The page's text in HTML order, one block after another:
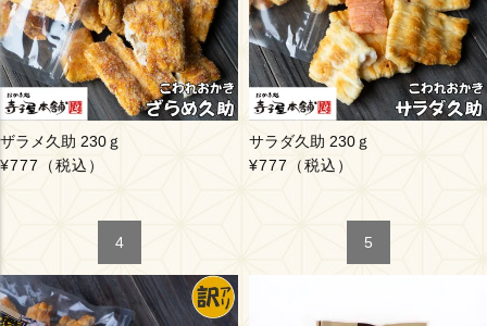
ザラメ久助 230ｇ
¥777
（税込）
サラダ久助 230ｇ
¥777
（税込）